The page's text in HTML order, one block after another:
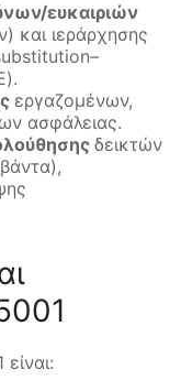
ευκαιριών
και ιεράρχησης
εργαζομένων,
ασφάλειας.
δεικτών